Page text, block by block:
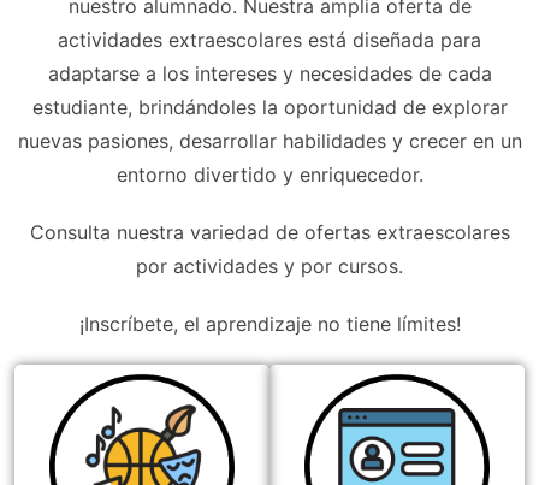
nuestro alumnado. Nuestra amplia oferta de
actividades extraescolares está diseñada para
adaptarse a los intereses y necesidades de cada
estudiante, brindándoles la oportunidad de explorar
nuevas pasiones, desarrollar habilidades y crecer en un
entorno divertido y enriquecedor.
Consulta nuestra variedad de ofertas extraescolares
por actividades y por cursos.
¡Inscríbete, el aprendizaje no tiene límites!